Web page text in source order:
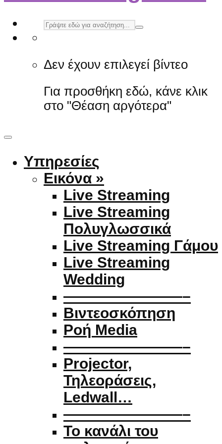
Δεν έχουν επιλεγεί βίντεο
Για προσθήκη εδώ, κάνε κλικ
στο "Θέαση αργότερα"
Υπηρεσίες
Εικόνα »
Live Streaming
Live Streaming
Πολυγλωσσικά
Live Streaming Γάμου
Live Streaming
Wedding
————————–
Βιντεοσκόπηση
Ροή Media
————————–
Projector,
Τηλεοράσεις,
Ledwall…
————————–
Το κανάλι του